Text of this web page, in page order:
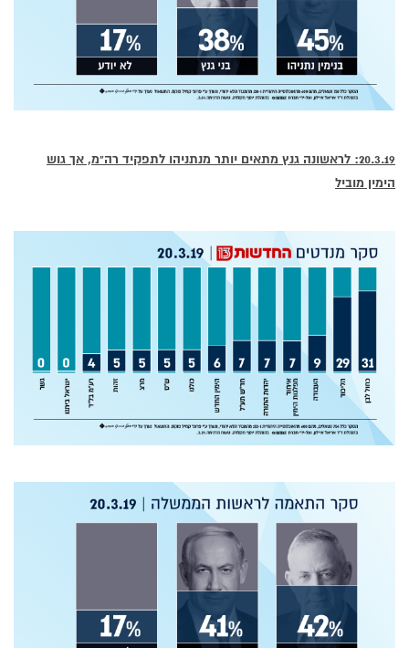
20.3.19: לראשונה גנץ מתאים יותר מנתניהו לתפקיד רה"מ, אך גוש
הימין מוביל